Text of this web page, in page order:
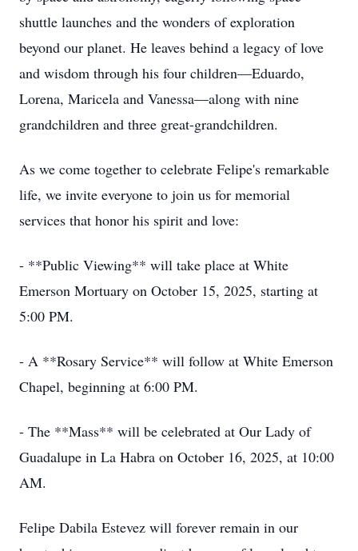
shuttle launches and the wonders of exploration
beyond our planet. He leaves behind a legacy of love
and wisdom through his four children—Eduardo,
Lorena, Maricela and Vanessa—along with nine
grandchildren and three great-grandchildren.
As we come together to celebrate Felipe's remarkable
life, we invite everyone to join us for memorial
services that honor his spirit and love:
- **Public Viewing** will take place at White
Emerson Mortuary on October 15, 2025, starting at
5:00 PM.
- A **Rosary Service** will follow at White Emerson
Chapel, beginning at 6:00 PM.
- The **Mass** will be celebrated at Our Lady of
Guadalupe in La Habra on October 16, 2025, at 10:00
AM.
Felipe Dabila Estevez will forever remain in our